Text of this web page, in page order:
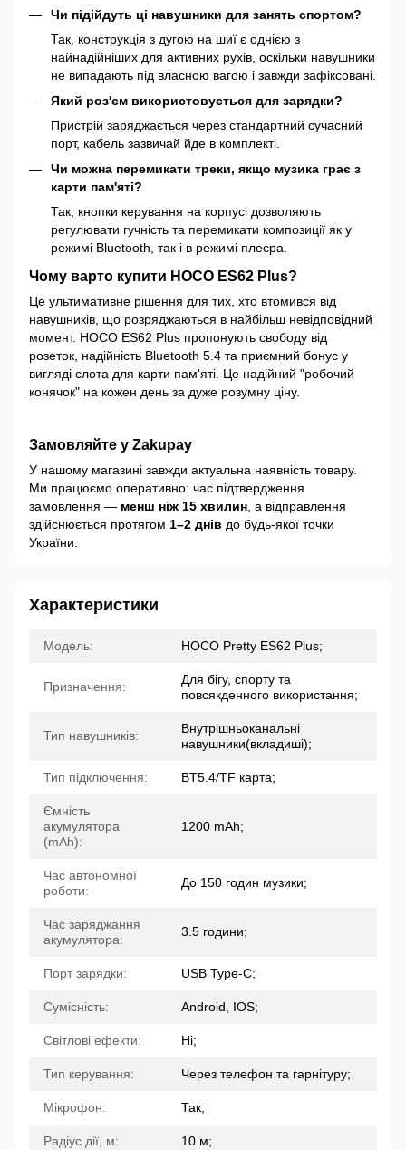
Чи підійдуть ці навушники для занять спортом?
Так, конструкція з дугою на шиї є однією з
найнадійніших для активних рухів, оскільки навушники
не випадають під власною вагою і завжди зафіксовані.
Який роз'єм використовується для зарядки?
Пристрій заряджається через стандартний сучасний
порт, кабель зазвичай йде в комплекті.
Чи можна перемикати треки, якщо музика грає з
карти пам'яті?
Так, кнопки керування на корпусі дозволяють
регулювати гучність та перемикати композиції як у
режимі Bluetooth, так і в режимі плеєра.
Чому варто купити HOCO ES62 Plus?
Це ультимативне рішення для тих, хто втомився від
навушників, що розряджаються в найбільш невідповідний
момент. HOCO ES62 Plus пропонують свободу від
розеток, надійність Bluetooth 5.4 та приємний бонус у
вигляді слота для карти пам'яті. Це надійний "робочий
конячок" на кожен день за дуже розумну ціну.
Замовляйте у Zakupay
У нашому магазині завжди актуальна наявність товару.
Ми працюємо оперативно: час підтвердження
замовлення — менш ніж 15 хвилин , а відправлення
здійснюється протягом 1–2 днів до будь-якої точки
України.
Характеристики
Модель: HOCO Pretty ES62 Plus;
Призначення:
Для бігу, спорту та
повсякденного використання;
Тип навушників:
Внутрішньоканальні
навушники(вкладиші);
Тип підключення: BT5.4/TF карта;
Ємність
акумулятора
(mAh):
1200 mAh;
Час автономної
роботи:
До 150 годин музики;
Час заряджання
акумулятора:
3.5 години;
Порт зарядки: USB Type-C;
Сумісність: Android, IOS;
Світлові ефекти: Ні;
Тип керування: Через телефон та гарнітуру;
Мікрофон: Так;
Радіус дії, м: 10 м;